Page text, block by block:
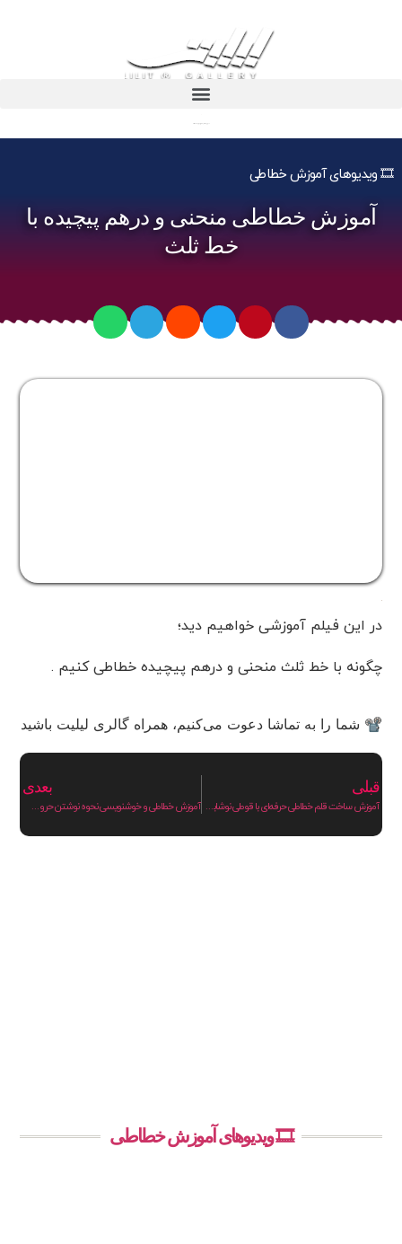
🎞️ ویدیوهای آموزش خطاطی
آموزش خطاطی منحنی و درهم پیچیده با
خط ثلث
در این فیلم آموزشی خواهیم دید؛
چگونه با خط ثلث منحنی و درهم پیچیده خطاطی کنیم .
📽 شما را به تماشا دعوت می‌کنیم، همراه گالری لیلیت باشید
قبلی
آموزش ساخت قلم خطاطی حرفه‌ای با قوطی نوشابه و لوازم ساده
بعدی
آموزش خطاطی و خوشنویسی نحوه نوشتن حروف هجییه بخط نسخ
🎞️ ویدیوهای آموزش خطاطی